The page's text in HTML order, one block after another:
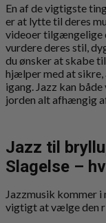
En af de vigtigste
er at lytte til deres
videoer tilgængelige
vurdere deres stil,
du ønsker at skabe
hjælper med at
igang. Jazz kan
jorden alt afhængig
Jazz til
Slagelse –
Jazzmusik kommer
vigtigt at vælge den